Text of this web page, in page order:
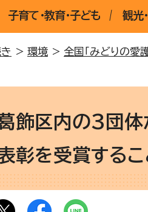
子育て・教育・子ども 観光
> 環境 > 全国「みどりの愛
飾区内の3団体
彰を受賞する